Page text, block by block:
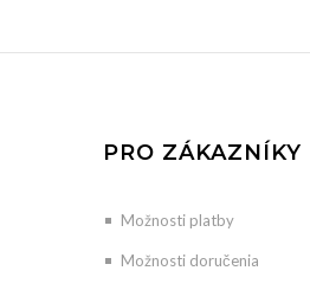
PRO ZÁKAZNÍKY
Možnosti platby
Možnosti doručenia